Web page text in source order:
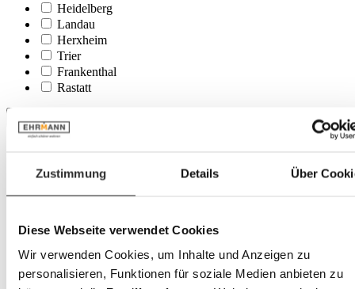
Zustimmung Details Über
Diese Webseite verwendet Cookies
Wir verwenden Cookies, um Inhalte und Anzeigen zu
personalisieren, Funktionen für soziale Medien anbieten zu
Heidelberg
Landau
Herxheim
Trier
Frankenthal
Rastatt
Hauptmaterial
Holzwerkstoff
Keramik
Metall
Outdoorgewebe
Stahl